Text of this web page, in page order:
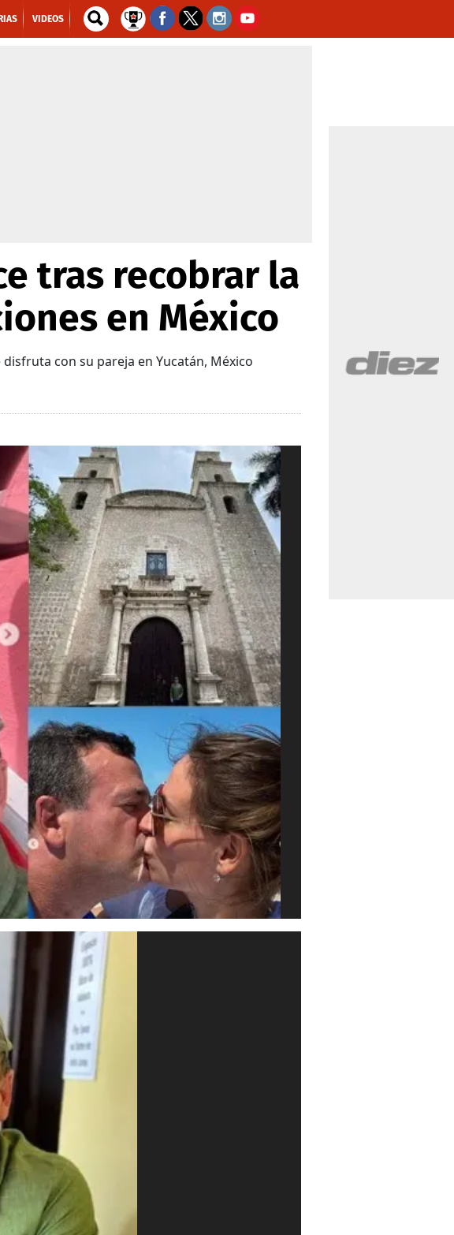
VIDEOS
tras recobrar la
en México
con su pareja en Yucatán, México